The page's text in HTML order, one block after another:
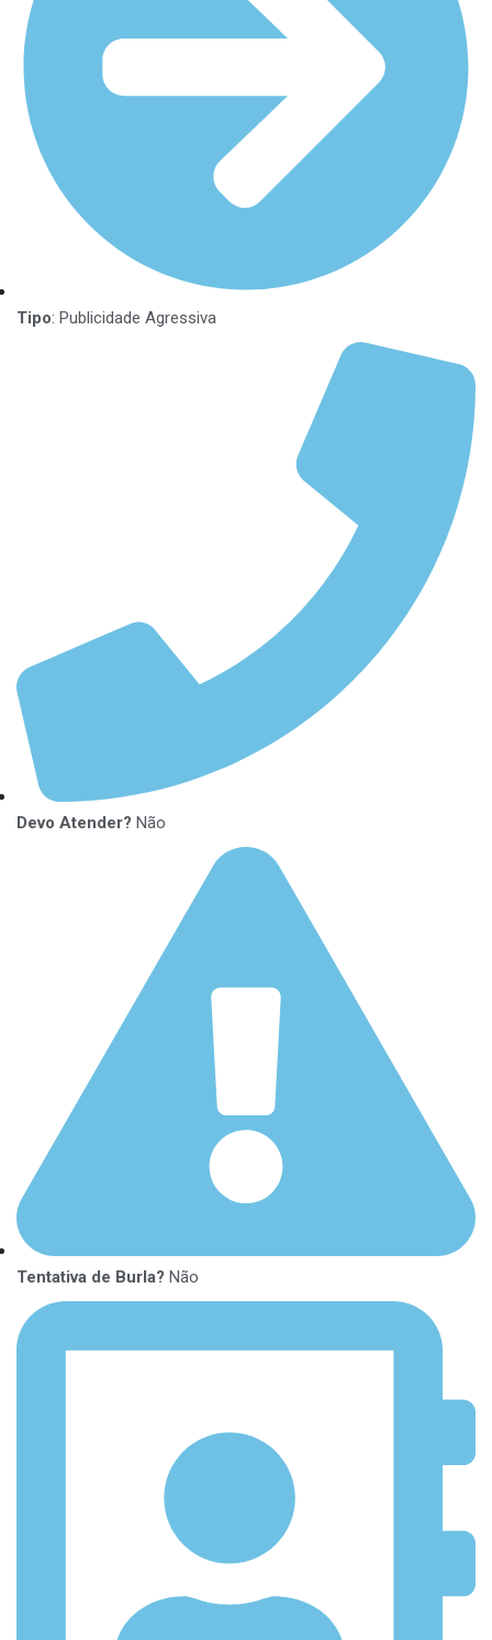
Tipo: Publicidade Agressiva
Devo Atender? Não
Tentativa de Burla? Não